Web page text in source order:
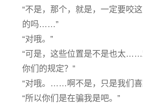
“不是，那个，就是，一定要咬
的吗……”
“对哦。”
“可是，这些位置是不是也太
你们的规定？”
“对哦。……啊不是，只是我们喜
“所以你们是在骗我是吧。”